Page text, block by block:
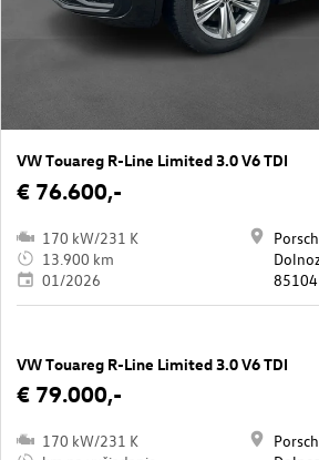
VW Touareg R-Line Limited 3.0 V6 TDI
€ 76.600,-
170 kW/231 K
13.900 km
01/2026
VW Touareg R-Line Limited 3.0 V6 TDI
€ 79.000,-
170 kW/231 K